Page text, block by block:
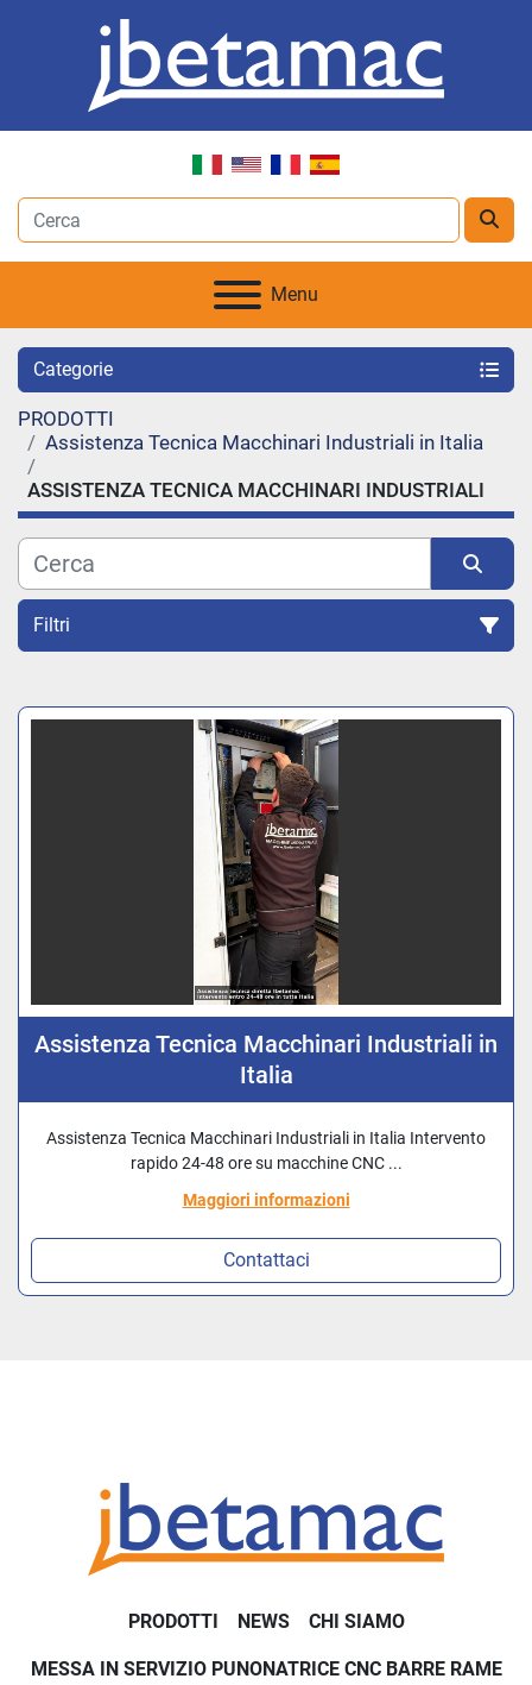
Menu
Categorie
PRODOTTI
Assistenza Tecnica Macchinari Industriali in Italia
ASSISTENZA TECNICA MACCHINARI INDUSTRIALI
Filtri
Assistenza Tecnica Macchinari Industriali in
Italia
Assistenza Tecnica Macchinari Industriali in Italia Intervento
rapido 24-48 ore su macchine CNC ...
Maggiori informazioni
Contattaci
PRODOTTI NEWS CHI SIAMO
MESSA IN SERVIZIO PUNONATRICE CNC BARRE RAME